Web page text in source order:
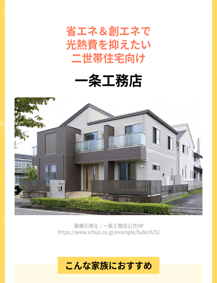
省エネ＆創エネで
光熱費を抑えたい
二世帯住宅向け
一条工務店
画像引用元：一条工務店公式HP
https://www.ichijo.co.jp/example/fudo/025/
こんな家族におすすめ